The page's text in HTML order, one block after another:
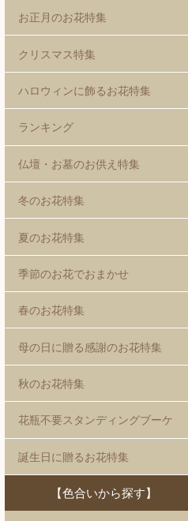
お正月のお花特集
クリスマス特集
ハロウィンに飾るお花特集
ランキング
仏壇・お墓のお供え特集
冬のお花特集
夏のお花特集
季節のお花でおまかせ
春のお花特集
母の日に贈る感謝のお花特集
秋のお花特集
花瓶不要スタンディングブーケ
誕生日に贈るお花特集
【色合いから探す】